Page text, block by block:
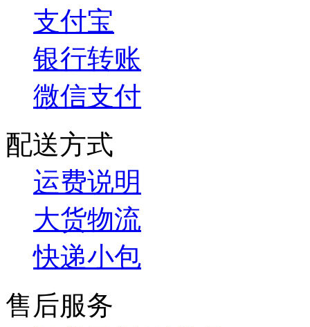
支付宝
银行转账
微信支付
配送方式
运费说明
大货物流
快递小包
售后服务